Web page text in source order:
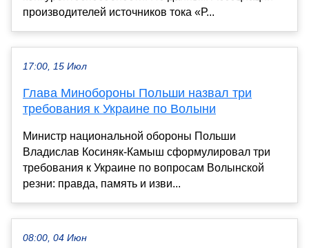
производителей источников тока «Р...
17:00, 15 Июл
Глава Минобороны Польши назвал три
требования к Украине по Волыни
Министр национальной обороны Польши
Владислав Косиняк-Камыш сформулировал три
требования к Украине по вопросам Волынской
резни: правда, память и изви...
08:00, 04 Июн